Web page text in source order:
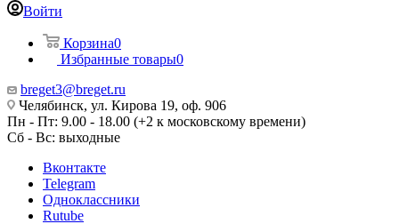
Войти
Корзина0
Избранные товары0
breget3@breget.ru
Челябинск, ул. Кирова 19, оф. 906
Пн - Пт: 9.00 - 18.00 (+2 к московскому времени)
Сб - Вс: выходные
Вконтакте
Telegram
Одноклассники
Rutube